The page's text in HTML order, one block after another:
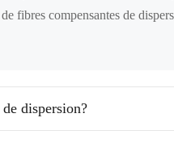
fibres compensantes de
dispersion?